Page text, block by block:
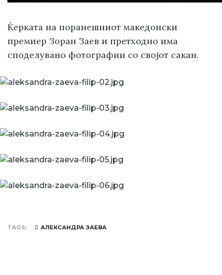
Ќерката на поранешниот македонски
премиер Зоран Заев и претходно има
споделувано фотографии со својот сакан.
TAGS АЛЕКСАНДРА ЗАЕВА